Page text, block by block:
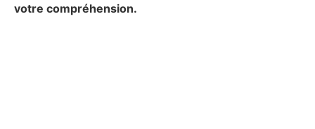
votre compréhension.